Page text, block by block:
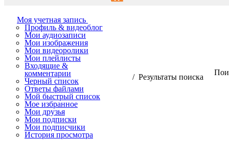
Моя учетная запись
Профиль & видеоблог
Мои аудиозаписи
Мои изображения
Мои видеоролики
Мои плейлисты
Входящие &
комментарии
Черный список
Ответы файлами
Мой быстрый список
Мое избранное
Мои друзья
Мои подписки
Мои подписчики
История просмотра
/ Результаты поиска